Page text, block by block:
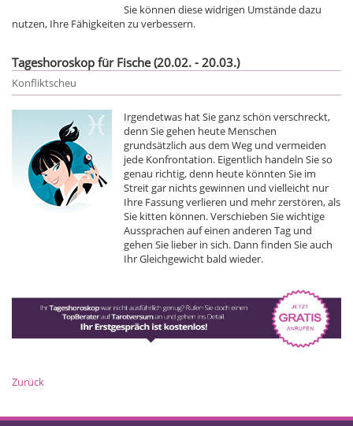
Sie können diese widrigen Umstände dazu
nutzen, Ihre Fähigkeiten zu verbessern.
Tageshoroskop für Fische (20.02. - 20.03.)
Konfliktscheu
Irgendetwas hat Sie ganz schön verschreckt,
denn Sie gehen heute Menschen
grundsätzlich aus dem Weg und vermeiden
jede Konfrontation. Eigentlich handeln Sie so
genau richtig, denn heute könnten Sie im
Streit gar nichts gewinnen und vielleicht nur
Ihre Fassung verlieren und mehr zerstören, als
Sie kitten können. Verschieben Sie wichtige
Aussprachen auf einen anderen Tag und
gehen Sie lieber in sich. Dann finden Sie auch
Ihr Gleichgewicht bald wieder.
Zurück